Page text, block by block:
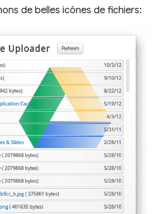
de belles icônes de fichiers: